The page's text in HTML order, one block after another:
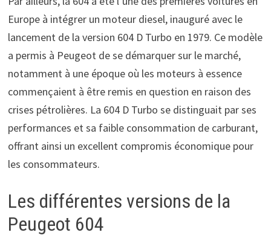
Europe à intégrer un moteur diesel, inauguré avec le
lancement de la version 604 D Turbo en 1979. Ce modèle
a permis à Peugeot de se démarquer sur le marché,
notamment à une époque où les moteurs à essence
commençaient à être remis en question en raison des
crises pétrolières. La 604 D Turbo se distinguait par ses
performances et sa faible consommation de carburant,
offrant ainsi un excellent compromis économique pour
les consommateurs.
Les différentes versions de la
Peugeot 604